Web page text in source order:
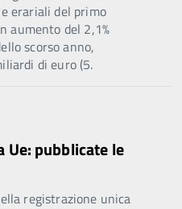
erariali del primo
aumento del 2,1%
scorso anno,
di euro (5.
Ue: pubblicate le
registrazione unica